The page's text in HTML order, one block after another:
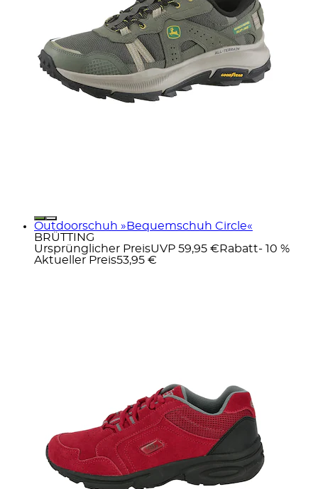
Outdoorschuh »Bequemschuh Circle«
BRÜTTING
Ursprünglicher PreisUVP 59,95 € Rabatt- 10 %
Aktueller Preis53,95 €